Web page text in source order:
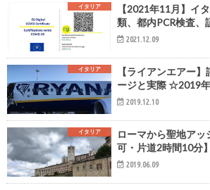
イタリア
【2021年11月】イ
類、都内PCR検査
2021.12.09
イタリア
【ライアンエアー
ージと実際 ☆2019
2019.12.10
イタリア
ローマから聖地アッ
可・片道2時間10分】
2019.06.09